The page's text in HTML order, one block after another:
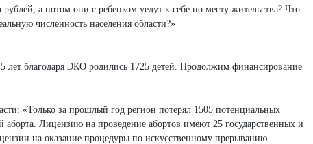
а потом они с ребенком уедут к себе по месту жительства? Что
численность населения области?»
лет благодаря ЭКО родились 1725 детей. Продолжим финансирование
«Только за прошлый год регион потерял 1505 потенциальных
Лицензию на проведение абортов имеют 25 государственных и
на оказание процедуры по искусственному прерыванию